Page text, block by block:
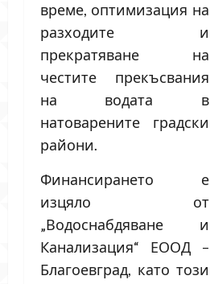
време, оптимизация на
разходите и
прекратяване на
честите прекъсвания
на водата в
натоварените градски
райони.
Финансирането е
изцяло от
„Водоснабдяване и
Канализация“ ЕООД –
Благоевград, като този